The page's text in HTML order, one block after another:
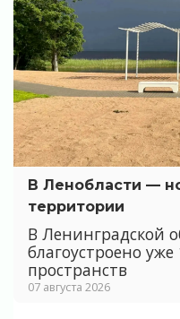
В Ленобласти —
территории
В Ленинградской
благоустроено
пространств
07 августа 2026